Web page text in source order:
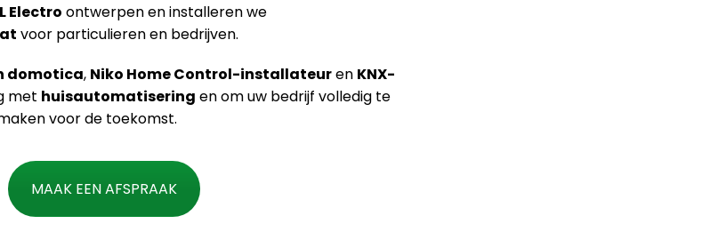
Electro ontwerpen en installeren we
voor particulieren en bedrijven.
domotica, Niko Home Control-installateuren KNX-
met huisautomatisering en om uw bedrijf volledig te
voor de toekomst.
MAAK EEN AFSPRAAK